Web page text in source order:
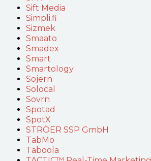
Sift Media
Simpli.fi
Sizmek
Smaato
Smadex
Smart
Smartology
Sojern
Solocal
Sovrn
Spotad
SpotX
STRÖER SSP GmbH
TabMo
Taboola